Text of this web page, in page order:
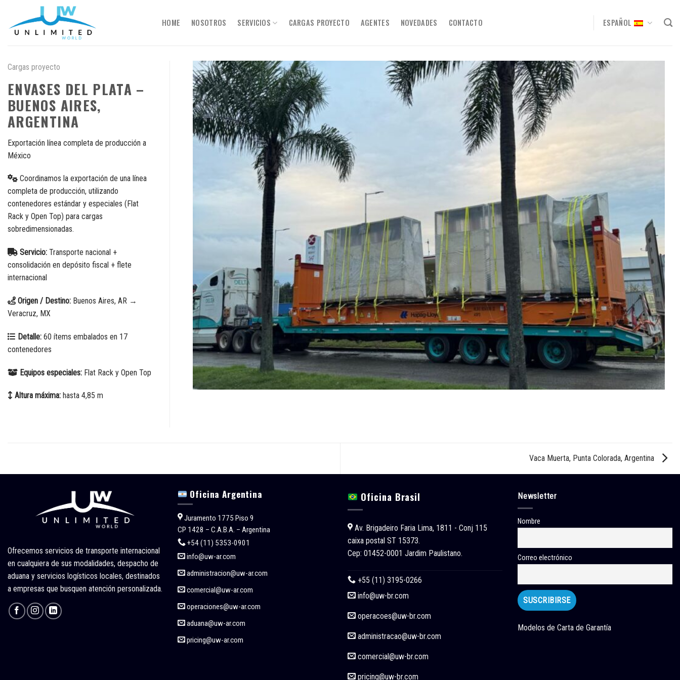
content
HOME NOSOTROS SERVICIOS CARGAS PROYECTO AGENTES NOVEDADES CONTACTO ESPAÑOL
Cargas proyecto
ENVASES DEL PLATA –
BUENOS AIRES,
ARGENTINA
Exportación línea completa de producción a
México
Coordinamos la exportación de una línea
completa de producción, utilizando
contenedores estándar y especiales (Flat
Rack y Open Top) para cargas
sobredimensionadas.
Servicio: Transporte nacional +
consolidación en depósito fiscal + flete
internacional
Origen / Destino: Buenos Aires, AR →
Veracruz, MX
Detalle: 60 ítems embalados en 17
contenedores
Equipos especiales: Flat Rack y Open Top
Altura máxima: hasta 4,85 m
Vaca Muerta, Punta Colorada, Argentina
Ofrecemos servicios de transporte internacional
en cualquiera de sus modalidades, despacho de
aduana y servicios logísticos locales, destinados
a empresas que busquen atención personalizada.
Oficina Argentina
Juramento 1775 Piso 9
CP 1428 – C.A.B.A. – Argentina
+54 (11) 5353-0901
info@uw-ar.com
administracion@uw-ar.com
comercial@uw-ar.com
operaciones@uw-ar.com
aduana@uw-ar.com
pricing@uw-ar.com
Oficina Brasil
Av. Brigadeiro Faria Lima, 1811 - Conj 115
caixa postal ST 15373.
Cep: 01452-0001 Jardim Paulistano.
+55 (11) 3195-0266
info@uw-br.com
operacoes@uw-br.com
administracao@uw-br.com
comercial@uw-br.com
pricing@uw-br.com
Newsletter
Nombre
Correo electrónico
Modelos de Carta de Garantía